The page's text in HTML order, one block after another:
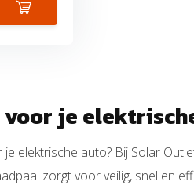
je
elektrische auto? Bij Solar
zorgt voor veilig, snel en